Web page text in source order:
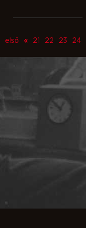
első « 21 22 23 24